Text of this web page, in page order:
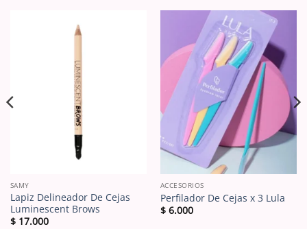
SAMY
Lapiz Delineador De Cejas
Luminescent Brows
$17.000
ACCESORIOS
Perfilador De Cejas x 3 Lula
$6.000